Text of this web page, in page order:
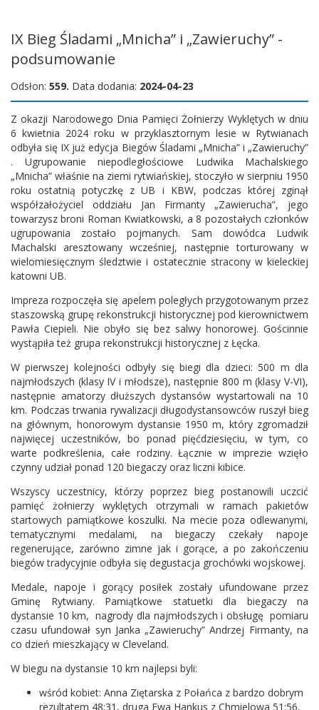
IX Bieg Śladami „Mnicha” i „Zawieruchy” -
podsumowanie
Odsłon: 559. Data dodania: 2024-04-23
Z okazji Narodowego Dnia Pamięci Żołnierzy Wyklętych w dniu
6 kwietnia 2024 roku w przyklasztornym lesie w Rytwianach
odbyła się IX już edycja Biegów Śladami „Mnicha” i „Zawieruchy”
. Ugrupowanie niepodległościowe Ludwika Machalskiego
„Mnicha” właśnie na ziemi rytwiańskiej, stoczyło w sierpniu 1950
roku ostatnią potyczkę z UB i KBW, podczas której zginął
współzałożyciel oddziału Jan Firmanty „Zawierucha”, jego
towarzysz broni Roman Kwiatkowski, a 8 pozostałych członków
ugrupowania zostało pojmanych. Sam dowódca Ludwik
Machalski aresztowany wcześniej, następnie torturowany w
wielomiesięcznym śledztwie i ostatecznie stracony w kieleckiej
katowni UB.
Impreza rozpoczęła się apelem poległych przygotowanym przez
staszowską grupę rekonstrukcji historycznej pod kierownictwem
Pawła Ciepieli. Nie obyło się bez salwy honorowej. Gościnnie
wystąpiła też grupa rekonstrukcji historycznej z Łęcka.
W pierwszej kolejności odbyły się biegi dla dzieci: 500 m dla
najmłodszych (klasy IV i młodsze), następnie 800 m (klasy V-VI),
następnie amatorzy dłuższych dystansów wystartowali na 10
km. Podczas trwania rywalizacji długodystansowców ruszył bieg
na głównym, honorowym dystansie 1950 m, który zgromadził
najwięcej uczestników, bo ponad pięćdziesięciu, w tym, co
warte podkreślenia, całe rodziny. Łącznie w imprezie wzięło
czynny udział ponad 120 biegaczy oraz liczni kibice.
Wszyscy uczestnicy, którzy poprzez bieg postanowili uczcić
pamięć żołnierzy wyklętych otrzymali w ramach pakietów
startowych pamiątkowe koszulki. Na mecie poza odlewanymi,
tematycznymi medalami, na biegaczy czekały napoje
regenerujące, zarówno zimne jak i gorące, a po zakończeniu
biegów tradycyjnie odbyła się degustacja grochówki wojskowej.
Medale, napoje i gorący posiłek zostały ufundowane przez
Gminę Rytwiany. Pamiątkowe statuetki dla biegaczy na
dystansie 10 km, nagrody dla najmłodszych i obsługę pomiaru
czasu ufundował syn Janka „Zawieruchy” Andrzej Firmanty, na
co dzień mieszkający w Cleveland.
W biegu na dystansie 10 km najlepsi byli:
wśród kobiet: Anna Ziętarska z Połańca z bardzo dobrym
rezultatem 48:31, druga Ewa Hankus z Chmielowa 51:56,